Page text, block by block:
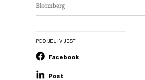
Bloomberg
PODIJELI VIJEST
Facebook
Post